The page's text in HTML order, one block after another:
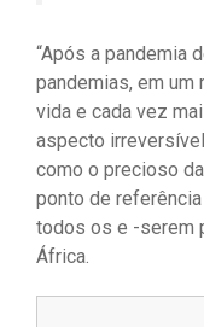
“Após a pandemia
pandemias, em um
vida e cada vez
aspecto
como o precioso
ponto de
todos os e -serem
África.